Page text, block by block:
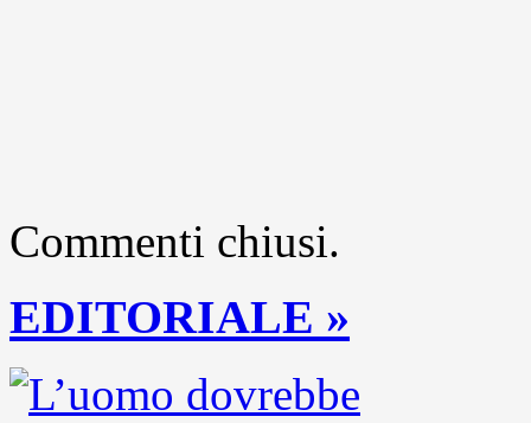
Commenti chiusi.
EDITORIALE »